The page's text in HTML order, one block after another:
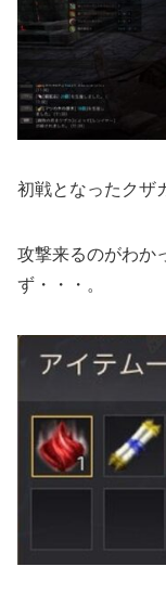
初戦となったクザ
攻撃来るのがわか
ず・・・。